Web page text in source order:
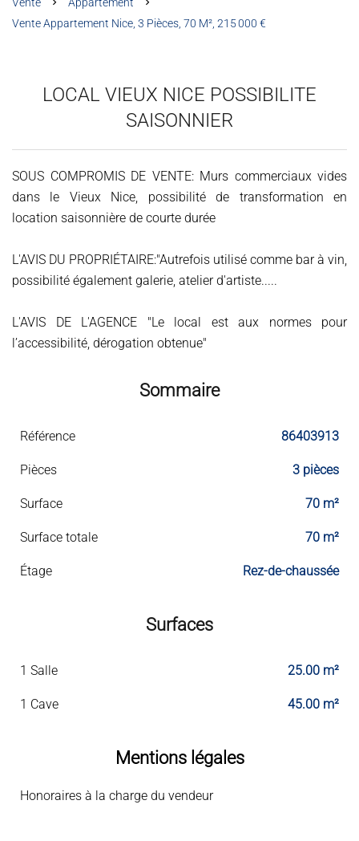
Vente Appartement Nice, 3 Pièces, 70 M², 215 000 €
LOCAL VIEUX NICE POSSIBILITE
SAISONNIER
SOUS COMPROMIS DE VENTE: Murs commerciaux vides
dans le Vieux Nice, possibilité de transformation en
location saisonnière de courte durée
L'AVIS DU PROPRIÉTAIRE:"Autrefois utilisé comme bar à vin,
possibilité également galerie, atelier d'artiste.....
L'AVIS DE L'AGENCE "Le local est aux normes pour
l’accessibilité, dérogation obtenue"
Sommaire
Référence 86403913
Pièces 3 pièces
Surface 70 m²
Surface totale 70 m²
Étage Rez-de-chaussée
Surfaces
1 Salle 25.00 m²
1 Cave 45.00 m²
Mentions légales
Honoraires à la charge du vendeur